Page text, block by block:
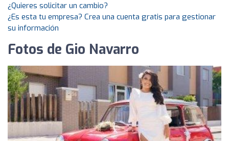
¿Quieres solicitar un cambio?
¿Es esta tu empresa? Crea una cuenta gratis para gestionar
su información
Fotos de Gio Navarro